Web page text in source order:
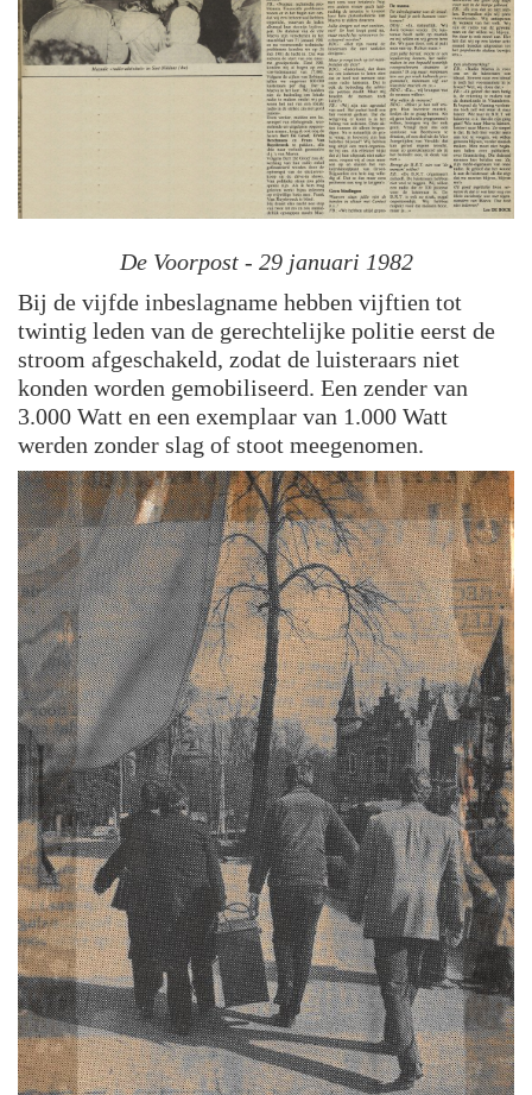
De Voorpost - 29 januari 1982
Bij de vijfde inbeslagname hebben vijftien tot
twintig leden van de gerechtelijke politie eerst de
stroom afgeschakeld, zodat de luisteraars niet
konden worden gemobiliseerd. Een zender van
3.000 Watt en een exemplaar van 1.000 Watt
werden zonder slag of stoot meegenomen.